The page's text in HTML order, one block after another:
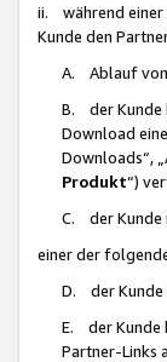
ii. während einer
Kunde den
A. Ablauf von
B. der Kunde
Download
Downloads“,
Produkt“)
C. der Kunde
einer der
D. der Kunde
E. der Kunde
Partner-Links